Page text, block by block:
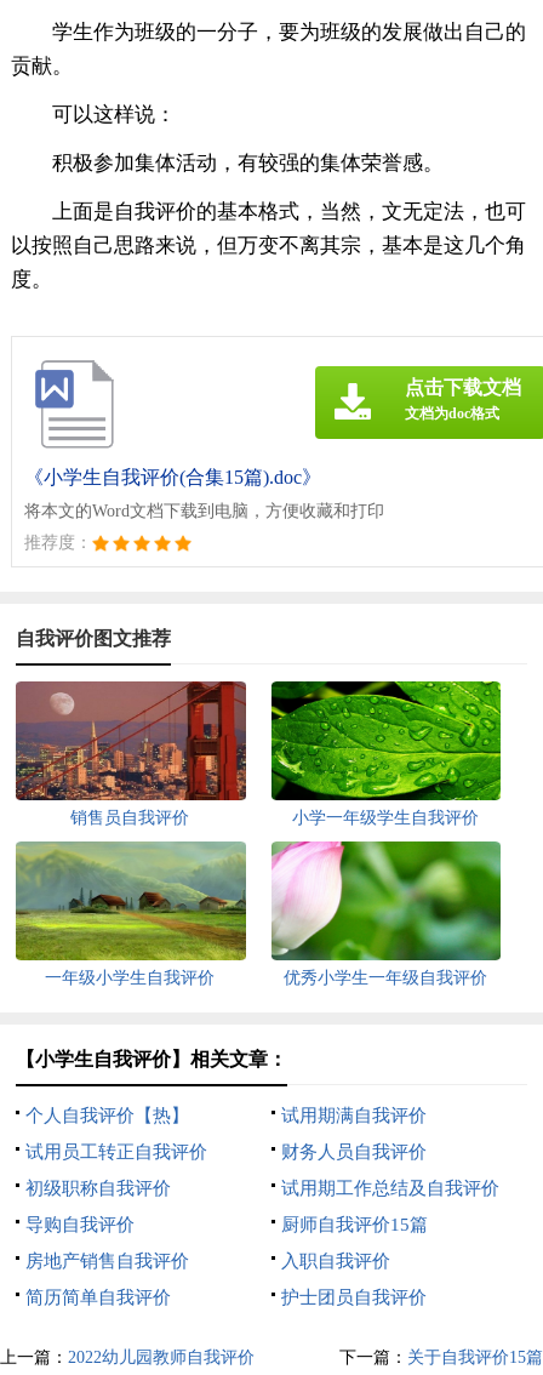
学生作为班级的一分子，要为班级的发展做出自己的
贡献。
可以这样说：
积极参加集体活动，有较强的集体荣誉感。
上面是自我评价的基本格式，当然，文无定法，也可
以按照自己思路来说，但万变不离其宗，基本是这几个角
度。
《小学生自我评价(合集15篇).doc》
将本文的Word文档下载到电脑，方便收藏和打印
推荐度：
点击下载文档
文档为doc格式
自我评价图文推荐
销售员自我评价 小学一年级学生自我评价
一年级小学生自我评价 优秀小学生一年级自我评价
【小学生自我评价】相关文章：
个人自我评价【热】
试用期满自我评价
试用员工转正自我评价
财务人员自我评价
初级职称自我评价
试用期工作总结及自我评价
导购自我评价
厨师自我评价15篇
房地产销售自我评价
入职自我评价
简历简单自我评价
护士团员自我评价
上一篇： 2022幼儿园教师自我评价 下一篇： 关于自我评价15篇